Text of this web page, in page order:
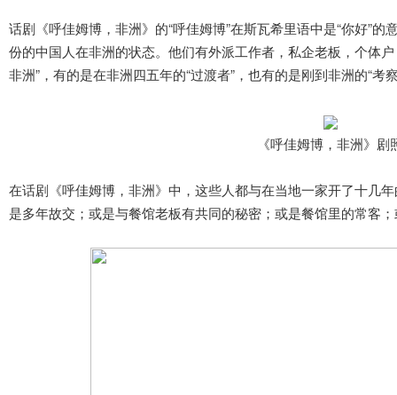
话剧《呼佳姆博，非洲》的“呼佳姆博”在斯瓦希里语中是“你好”
份的中国人在非洲的状态。他们有外派工作者，私企老板，个体
非洲”，有的是在非洲四五年的“过渡者”，也有的是刚到非洲的“考
《呼佳姆博，非洲》 剧
在话剧《呼佳姆博，非洲》中，这些人都与在当地一家开了十几
是多年故交；或是与餐馆老板有共同的秘密；或是餐馆里的常客